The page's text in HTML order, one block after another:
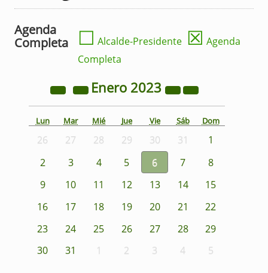
Agenda
Completa
☐ Alcalde-Presidente ☒ Agenda
Completa
Enero 2023
Lun Mar Mié Jue Vie Sáb Dom
26 27 28 29 30 31
1
2
3 4 5 6 7
8
9
10 11 12 13 14
15
16
17 18 19 20 21
22
23
24 25 26 27 28
29
30
31 1 2 3 4 5